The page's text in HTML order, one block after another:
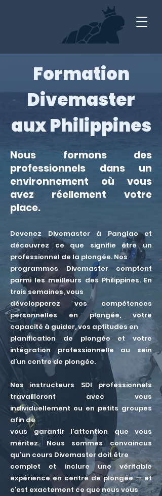
Formation
Divemaster
aux Philippines
Nous formons des
professionnels dans un
environnement où vous
avez réellement votre
place.
Devenez Divemaster à Panglao et
découvrez ce que signifie être un
professionnel de la plongée. Nos
programmes Divemaster comptent
parmi les meilleurs des Philippines. En
trois semaines, vous
développerez vos compétences
personnelles en plongée, votre
capacité à guider, vos aptitudes en
planification de plongée et votre
intégration professionnelle au sein
d’un centre de plongée.
Nos instructeurs SDI professionnels
travailleront avec vous
individuellement ou en petits groupes
afin de
vous garantir l’attention que vous
méritez. Nous sommes convaincus
qu’un cours Divemaster doit être
complet et inclure une véritable
expérience en centre de plongée — et
c’est exactement ce que nous vous